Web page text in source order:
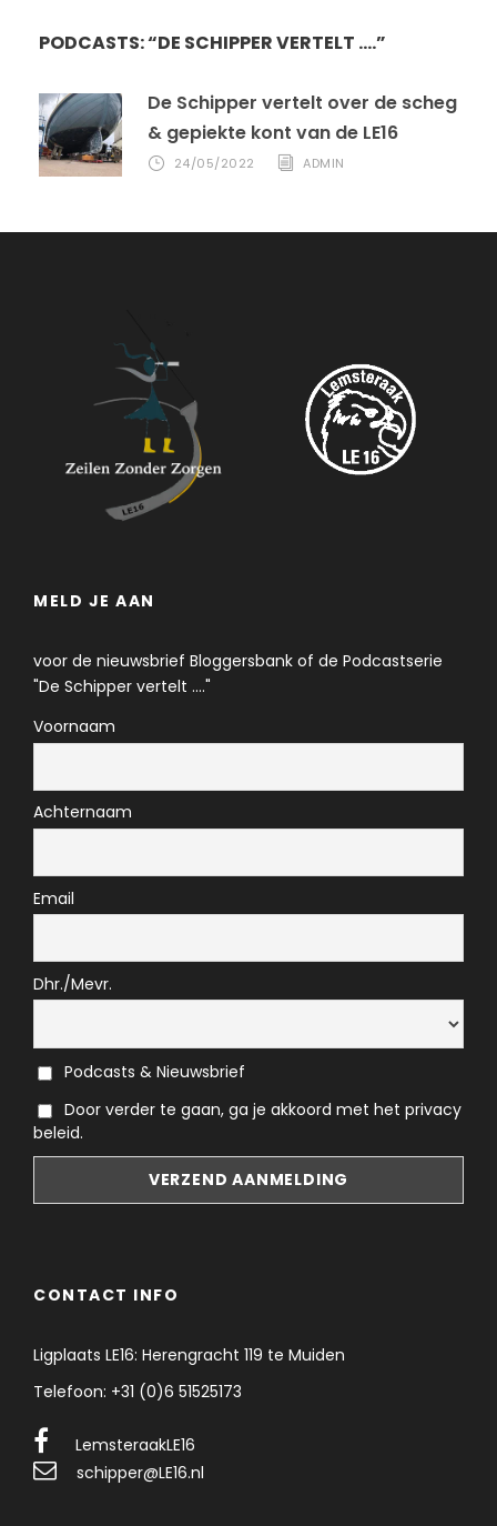
PODCASTS: “DE SCHIPPER VERTELT ….”
De Schipper vertelt over de scheg
& gepiekte kont van de LE16
24/05/2022 ADMIN
MELD JE AAN
voor de nieuwsbrief Bloggersbank of de Podcastserie
"De Schipper vertelt ...."
Voornaam
Achternaam
Email
Dhr./Mevr.
Podcasts & Nieuwsbrief
Door verder te gaan, ga je akkoord met het privacy
beleid.
CONTACT INFO
Ligplaats LE16: Herengracht 119 te Muiden
Telefoon: +31 (0)6 51525173
LemsteraakLE16
schipper@LE16.nl